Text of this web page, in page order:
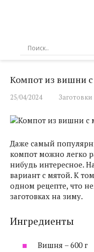
Компот из вишни
25/04/2024 Заготовки
Даже самый
компот можно легко
нибудь интересное.
вариант с мятой. К
одном рецепте, что
заготовках на зиму.
Ингредиенты
Вишня – 600 г